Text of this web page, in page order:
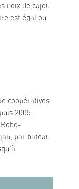
noix de cajou
est égal ou
coopératives
2005.
par bateau